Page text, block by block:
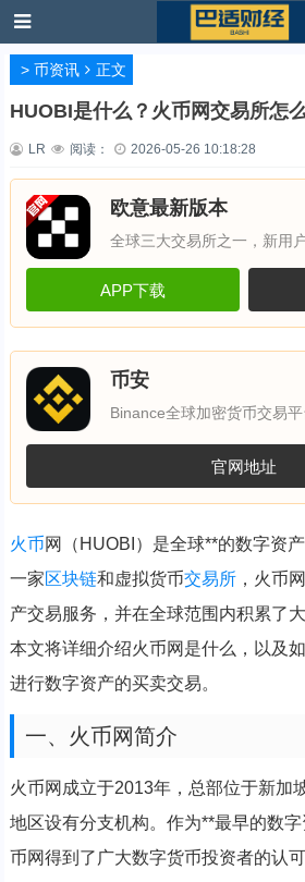
> 币资讯 正文
HUOBI是什么？火币网交易所怎
LR 阅读： 2026-05-26 10:18:28
欧意最新版本
全球三大交易所之一，新用
APP下载
币安
Binance全球加密货币交易平
官网地址
火币网（HUOBI）是全球**的数字资
一家区块链和虚拟货币交易所，火币
产交易服务，并在全球范围内积累了
本文将详细介绍火币网是什么，以及
进行数字资产的买卖交易。
一、火币网简介
火币网成立于2013年，总部位于新加
地区设有分支机构。作为**最早的数
币网得到了广大数字货币投资者的认